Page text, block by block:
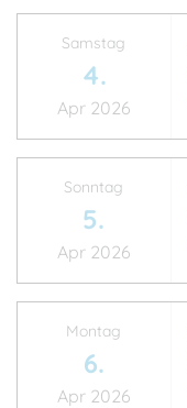
Samstag
4.
Apr 2026
Sonntag
5.
Apr 2026
Montag
6.
Apr 2026